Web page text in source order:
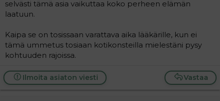
selvästi tämä asia vaikuttaa koko perheen elämän
laatuun.
Kaipa se on tosissaan varattava aika lääkärille, kun ei
tämä ummetus tosiaan kotikonsteilla mielestäni pysy
kohtuuden rajoissa.
Vastaa
Ilmoita asiaton viesti